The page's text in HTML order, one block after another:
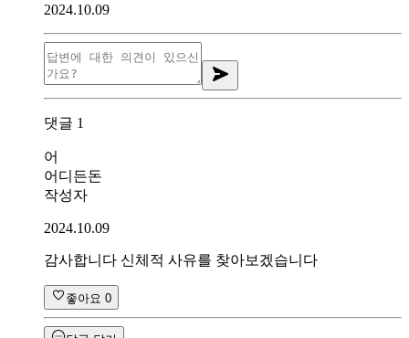
2024.10.09
댓글 1
어
어디든돈
작성자
2024.10.09
감사합니다 신체적 사유를 찾아보겠습니다
좋아요 0